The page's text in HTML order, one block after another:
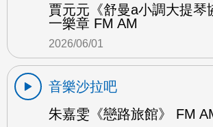
賈元元《舒曼a小調大提琴
一樂章 FM AM
2026/06/01
音樂沙拉吧
朱嘉雯《戀路旅館》 FM